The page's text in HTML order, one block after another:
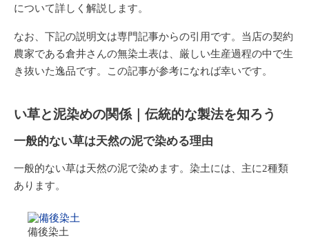
について詳しく解説します。
なお、下記の説明文は専門記事からの引用です。当店の契約
農家である倉井さんの無染土表は、厳しい生産過程の中で生
き抜いた逸品です。この記事が参考になれば幸いです。
い草と泥染めの関係｜伝統的な製法を知ろう
一般的ない草は天然の泥で染める理由
一般的ない草は天然の泥で染めます。染土には、主に2種類
あります。
備後染土